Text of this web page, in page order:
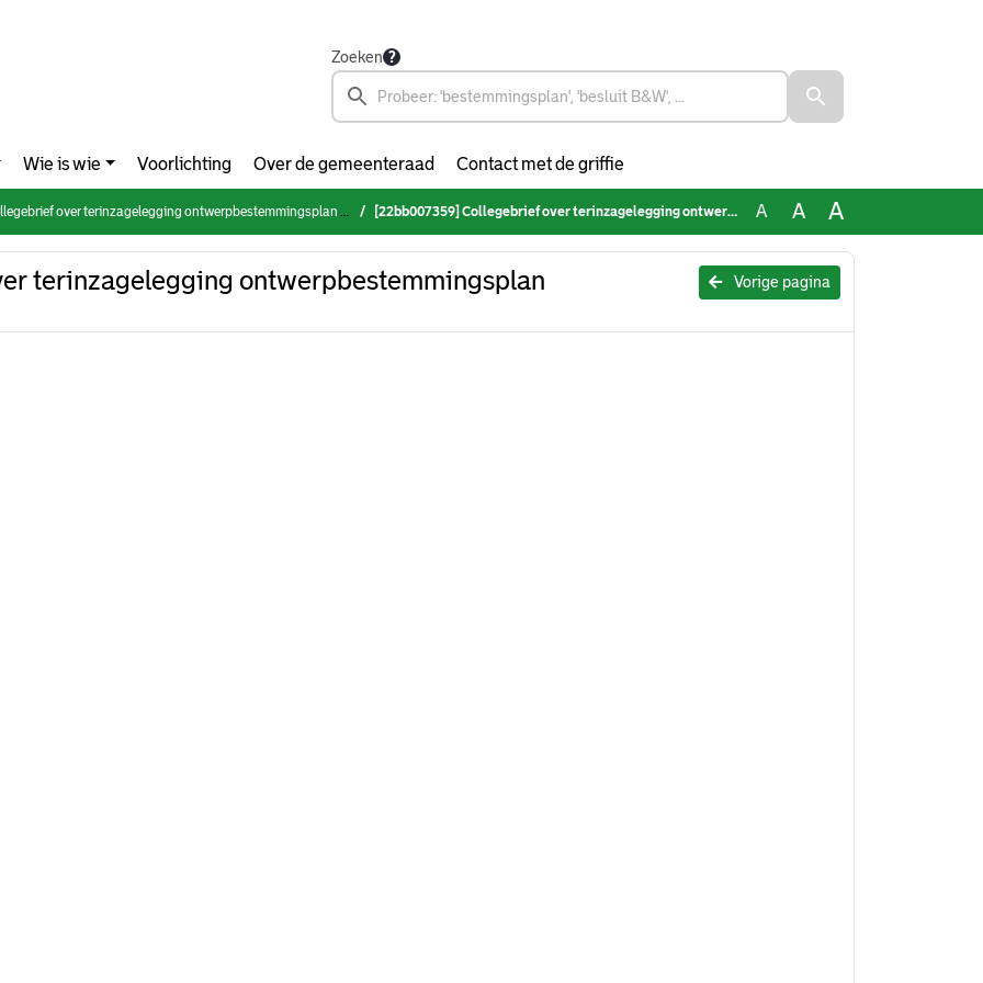
Zoeken
Wie is wie Voorlichting Over de gemeenteraad Contact met de griffie
over terinzagelegging ontwerpbestemmingsplan Noordereiland [22bb007359] Collegebrief over terinzagelegging ontwerpbestemmingsplan Noordereiland A A A
Vorige pagina
terinzagelegging ontwerpbestemmingsplan